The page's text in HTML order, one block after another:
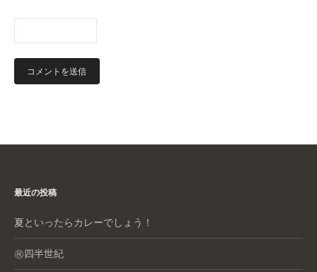
最近の投稿
夏といったらカレーでしょう！
㊗️四半世紀